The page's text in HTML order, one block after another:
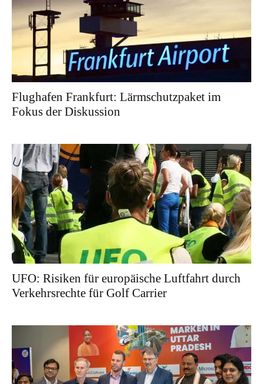
Flughafen Frankfurt: Lärmschutzpaket im
Fokus der Diskussion
UFO: Risiken für europäische Luftfahrt durch
Verkehrsrechte für Golf Carrier